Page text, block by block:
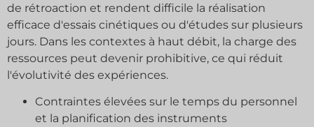
de rétroaction et rendent difficile la réalisation
efficace d'essais cinétiques ou d'études sur plusieurs
jours. Dans les contextes à haut débit, la charge des
ressources peut devenir prohibitive, ce qui réduit
l'évolutivité des expériences.
Contraintes élevées sur le temps du personnel
et la planification des instruments